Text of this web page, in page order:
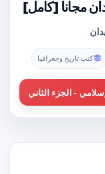
كتب تاريخ وجغرافيا
- الجزء الثاني